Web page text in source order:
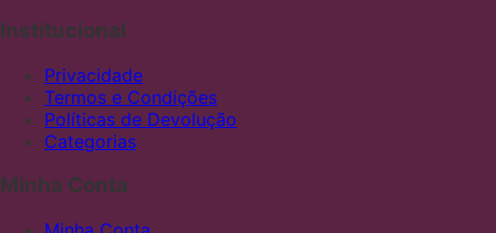
Institucional
Privacidade
Termos e Condições
Políticas de Devolução
Categorias
Minha Conta